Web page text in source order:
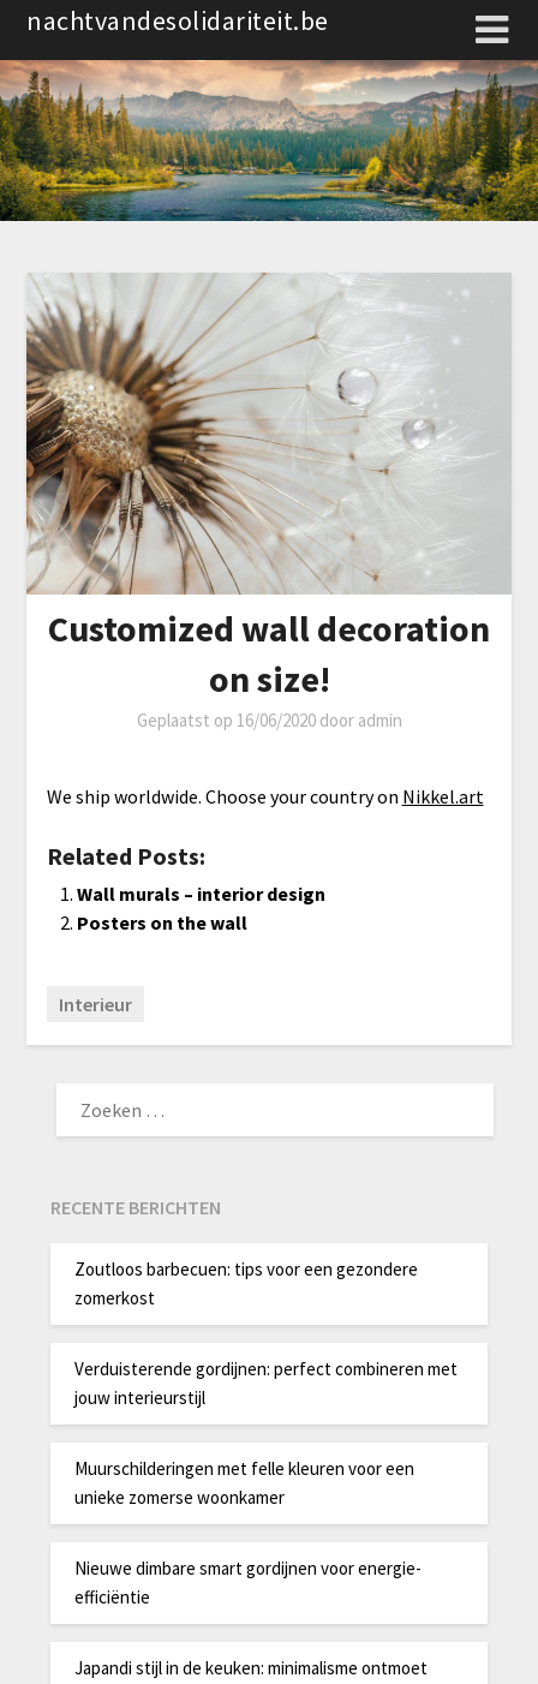
Spring
de
inhoud
nachtvandesolidariteit.be
Customized wall decoration
on size!
Geplaatst op 16/06/2020door admin
We ship worldwide. Choose your country on Nikkel.art
Related Posts:
Wall murals – interior design
Posters on the wall
Interieur
NAAR:
RECENTE BERICHTEN
Zoutloos barbecuen: tips voor een gezondere
zomerkost
Verduisterende gordijnen: perfect combineren met
jouw interieurstijl
Muurschilderingen met felle kleuren voor een
unieke zomerse woonkamer
Nieuwe dimbare smart gordijnen voor energie-
efficiëntie
Japandi stijl in de keuken: minimalisme ontmoet